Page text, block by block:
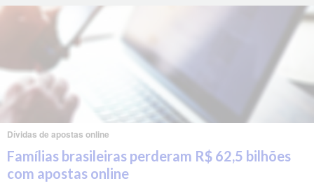
Dívidas de apostas online
Famílias brasileiras perderam R$ 62,5 bilhões
com apostas online